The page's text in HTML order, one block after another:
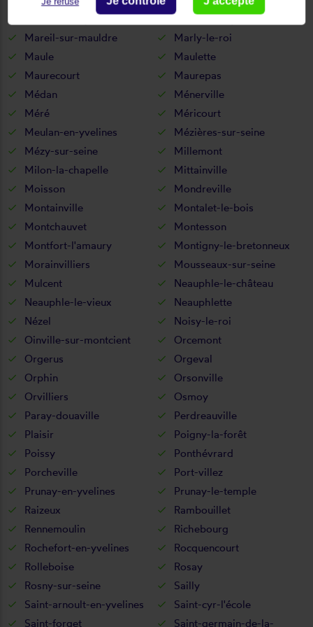
Mareil-le-guyon
Mareil-marly
Mareil-sur-mauldre
Marly-le-roi
Maule
Maulette
Maurecourt
Maurepas
Médan
Ménerville
Méré
Méricourt
Meulan-en-yvelines
Mézières-sur-seine
Mézy-sur-seine
Millemont
Milon-la-chapelle
Mittainville
Moisson
Mondreville
Montainville
Montalet-le-bois
Montchauvet
Montesson
Montfort-l'amaury
Montigny-le-bretonneux
Morainvilliers
Mousseaux-sur-seine
Mulcent
Neauphle-le-château
Neauphle-le-vieux
Neauphlette
Nézel
Noisy-le-roi
Oinville-sur-montcient
Orcemont
Orgerus
Orgeval
Orphin
Orsonville
Orvilliers
Osmoy
Paray-douaville
Perdreauville
Plaisir
Poigny-la-forêt
Poissy
Ponthévrard
Porcheville
Port-villez
Prunay-en-yvelines
Prunay-le-temple
Raizeux
Rambouillet
Rennemoulin
Richebourg
Rochefort-en-yvelines
Rocquencourt
Rolleboise
Rosay
Rosny-sur-seine
Sailly
Saint-arnoult-en-yvelines
Saint-cyr-l'école
Saint-forget
Saint-germain-de-la-